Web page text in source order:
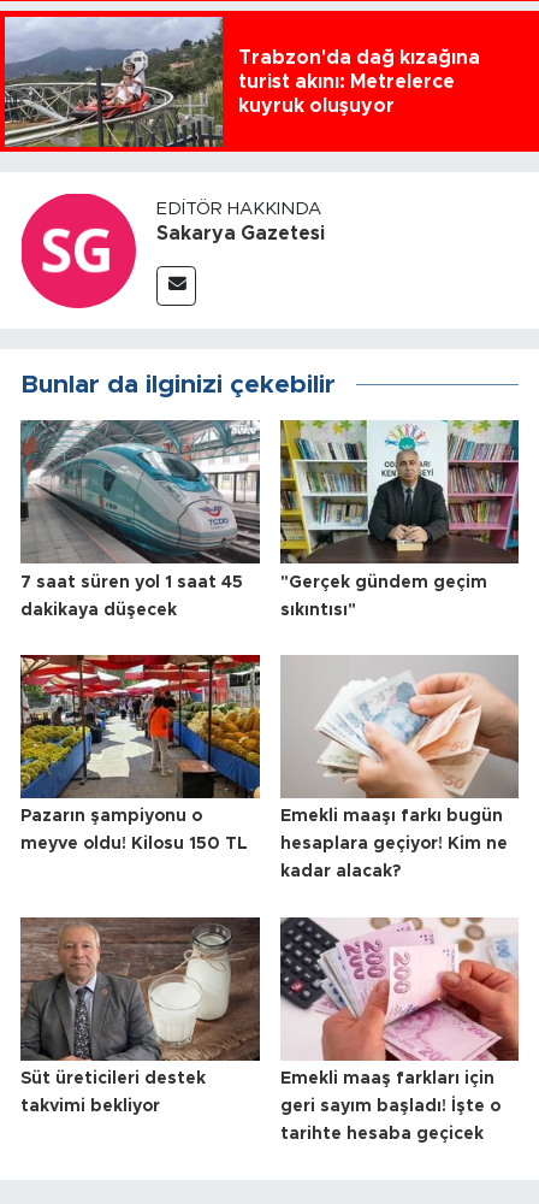
Trabzon'da dağ kızağına
turist akını: Metrelerce
kuyruk oluşuyor
EDITÖR HAKKINDA
Sakarya Gazetesi
Bunlar da ilginizi çekebilir
7 saat süren yol 1 saat 45
dakikaya düşecek
"Gerçek gündem geçim
sıkıntısı"
Pazarın şampiyonu o
meyve oldu! Kilosu 150 TL
Emekli maaşı farkı bugün
hesaplara geçiyor! Kim ne
kadar alacak?
Süt üreticileri destek
takvimi bekliyor
Emekli maaş farkları için
geri sayım başladı! İşte o
tarihte hesaba geçicek